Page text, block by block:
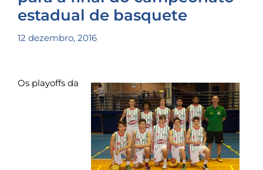
estadual de basquete
12 dezembro, 2016
Os playoffs da